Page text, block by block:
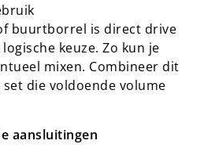
buurtborrel is direct drive
keuze. Zo kun je
mixen. Combineer dit
die voldoende volume
aansluitingen